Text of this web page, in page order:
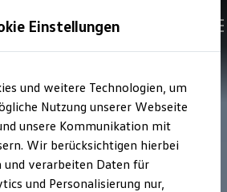
Einstellungen
und weitere Technologien, um
Nutzung unserer Webseite
unsere Kommunikation mit
Wir berücksichtigen hierbei
und verarbeiten Daten für
und Personalisierung nur,